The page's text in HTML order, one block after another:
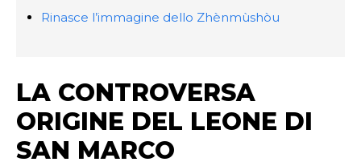
Rinasce l’immagine dello Zhènmùshòu
LA CONTROVERSA
ORIGINE DEL LEONE DI
SAN MARCO